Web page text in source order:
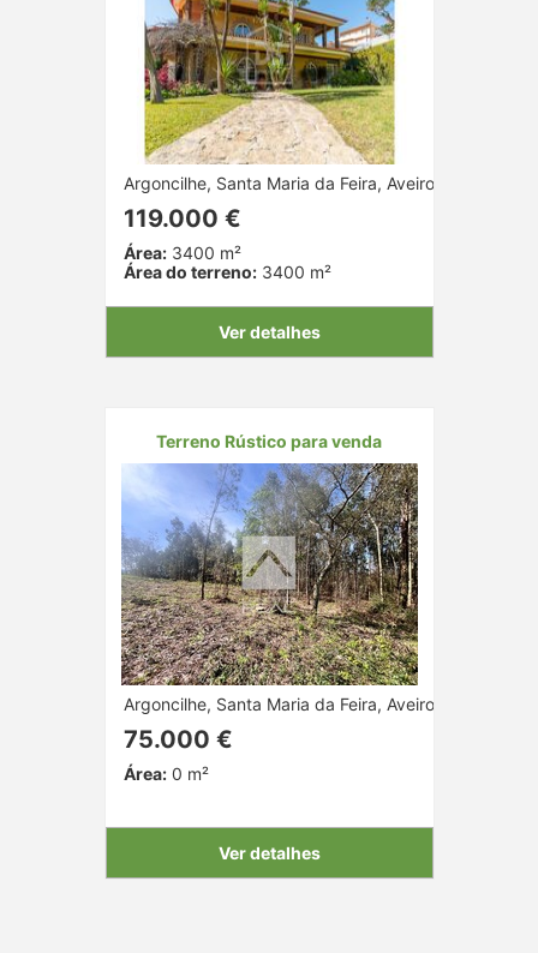
Argoncilhe, Santa Maria da Feira, Aveiro
119.000 €
Área:3400 m²
Área do terreno:3400 m²
Ver detalhes
Terreno Rústico para venda
Argoncilhe, Santa Maria da Feira, Aveiro
75.000 €
Área:0 m²
Ver detalhes